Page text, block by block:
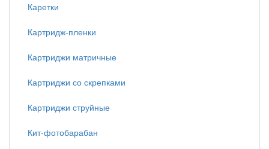
Каретки
Картридж-пленки
Картриджи матричные
Картриджи со скрепками
Картриджи струйные
Кит-фотобарабан